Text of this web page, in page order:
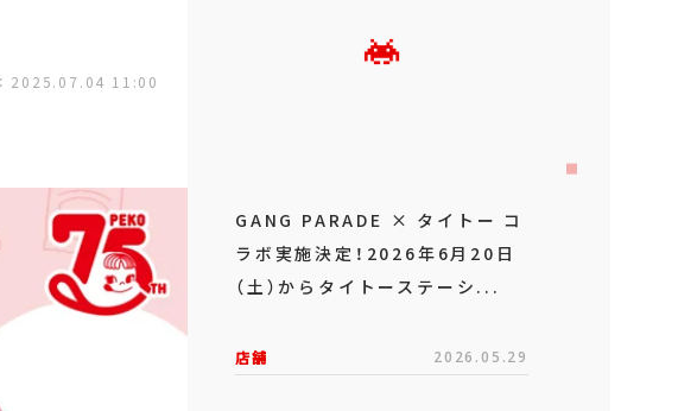
2025.07.04 11:00
GANG PARADE × タイトー コ
ラボ実施決定！2026年6月20日
（土）からタイトーステーシ...
店舗 2026.05.29